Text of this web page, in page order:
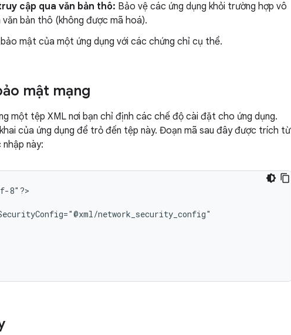
cập qua văn bản thô: Bảo vệ các ứng dụng khỏi trường hợp vô
bản thô (không được mã hoá).
mật của một ứng dụng với các chứng chỉ cụ thể.
mật mạng
một tệp XML nơi bạn chỉ định các chế độ cài đặt cho ứng dụng.
của ứng dụng để trỏ đến tệp này. Đoạn mã sau đây được trích từ
này:
8"?>